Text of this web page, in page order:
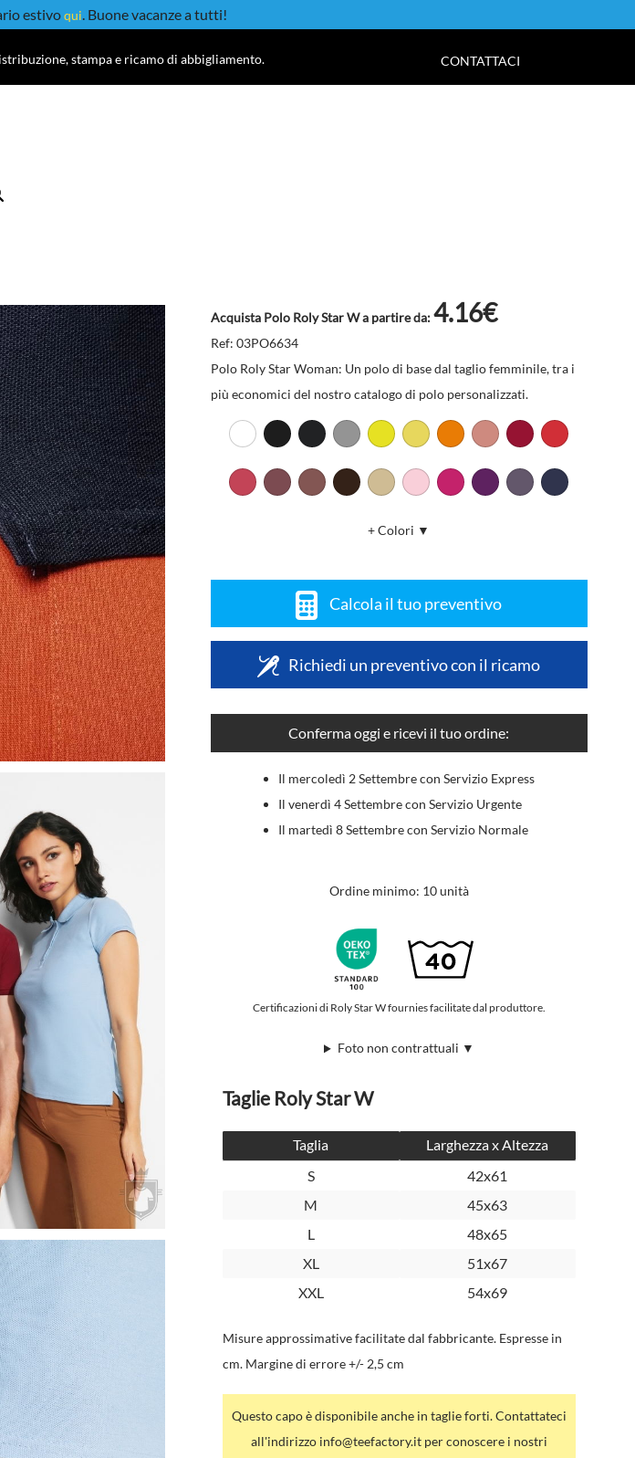
estivoqui. Buone vacanze a tutti!
stampa e ricamo di abbigliamento. CONTATTACI
Acquista Polo Roly Star W a partire da:4.16€
Ref: 03PO6634
Polo Roly Star Woman: Un polo di base dal taglio femminile, tra i
più economici del nostro catalogo di polo personalizzati.
+ Colori ▼
Calcola il tuo preventivo
Richiedi un preventivo con il ricamo
Conferma oggi e ricevi il tuo ordine:
Il mercoledì 2 Settembre con Servizio Express
Il venerdì 4 Settembre con Servizio Urgente
Il martedì 8 Settembre con Servizio Normale
Ordine minimo: 10 unità
Certificazioni di Roly Star W fournies facilitate dal produttore.
Foto non contrattuali ▼
Taglie Roly Star W
Taglia
Larghezza x Altezza
S
42x61
M
45x63
L
48x65
XL
51x67
XXL
54x69
Misure approssimative facilitate dal fabbricante. Espresse in
cm. Margine di errore +/- 2,5 cm
Questo capo è disponibile anche in taglie forti. Contattateci
all'indirizzo info@teefactory.it per conoscere i nostri